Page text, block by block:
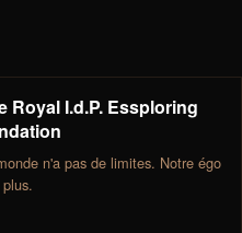
Royal I.d.P. Essploring
n'a pas de limites. Notre égo